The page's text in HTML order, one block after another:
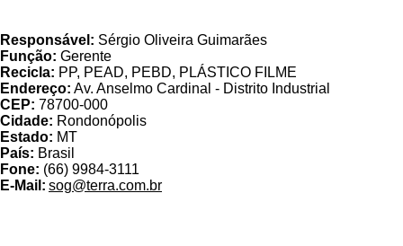
Responsável: Sérgio Oliveira Guimarães
Função: Gerente
Recicla: PP, PEAD, PEBD, PLÁSTICO FILME
Endereço: Av. Anselmo Cardinal - Distrito Industrial
CEP: 78700-000
Cidade: Rondonópolis
Estado: MT
País: Brasil
Fone: (66) 9984-3111
E-Mail: sog@terra.com.br